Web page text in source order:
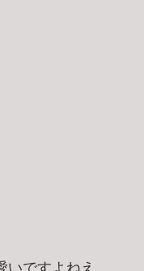
ですよねえ。